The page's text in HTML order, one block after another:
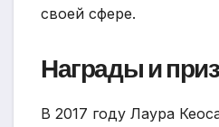
своей сфере.
Награды и
В 2017 году Лаура